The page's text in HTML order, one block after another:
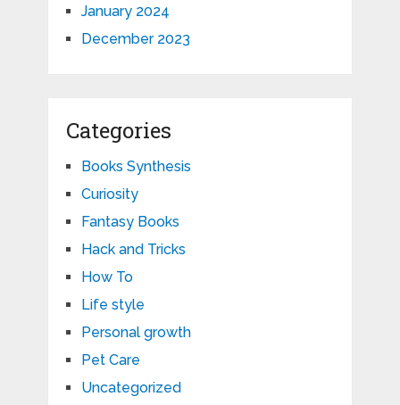
January 2024
December 2023
Categories
Books Synthesis
Curiosity
Fantasy Books
Hack and Tricks
How To
Life style
Personal growth
Pet Care
Uncategorized